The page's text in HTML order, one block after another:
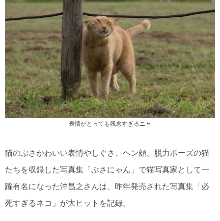
表情がとっても残念すぎるニャ
猫のぶさかわいい表情やしぐさ、ヘン顔、脱力ポーズの猫
たちを収録した写真集「ぶさにゃん」で猫写真家として一
躍有名になった沖昌之さんは、昨年発売された写真集「必
死すぎるネコ」が大ヒットを記録。